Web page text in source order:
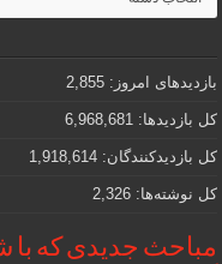
و
که
دنبالش
هستید
بازدیدهای امروز:2,855
کل بازدیدها: 6,968,681
کل بازدیدکنند‌گان:1,918,614
کل نوشته‌ها:2,326
مباحث جدیدی که با